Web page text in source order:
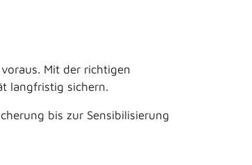
Mit der richtigen
langfristig sichern.
bis zur Sensibilisierung